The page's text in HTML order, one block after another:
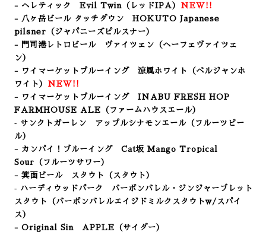
- ヘレティック Evil Twin （レッドIPA） NEW!!
- 八ヶ岳ビール タッチダウン HOKUTO Japanese
pilsner（ジャパニーズピルスナー）
- 門司港レトロビール ヴァイツェン（ヘーフェヴァイツェ
ン）
- ワイマーケットブルーイング 涼風ホワイト（ベルジャンホ
ワイト） NEW!!
- ワイマーケットブルーイング INABU FRESH HOP
FARMHOUSE ALE（ファームハウスエール）
‐ サンクトガーレン アップルシナモンエール（フルーツビー
ル）
- カンパイ！ブルーイング Cat坂 Mango Tropical
Sour（フルーツサワー）
- 箕面ビール スタウト（スタウト）
‐ ハーディウッドパーク バーボンバレル・ジンジャーブレット
スタウト
（バーボンバレルエイジドミルクスタウトw/スパイ
ス）
- Original Sin APPLE（サイダー）